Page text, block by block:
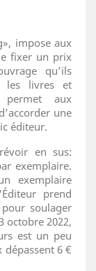
impose aux
fixer un prix
qu’ils
les livres et
aux
une
éditeur.
en sus:
exemplaire.
exemplaire
prend
soulager
octobre 2022,
est un peu
dépassent 6 €